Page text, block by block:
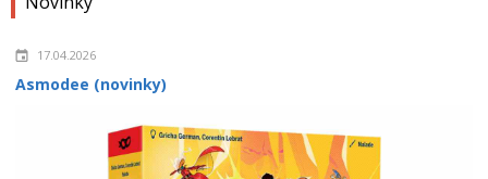
17.04.2026
Asmodee (novinky)